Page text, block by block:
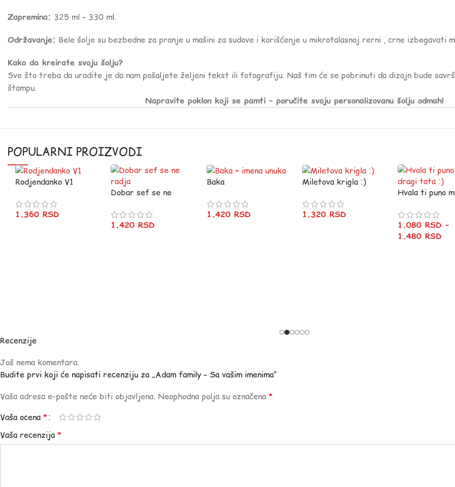
Zapremina: 325 ml – 330 ml.
Održavanje: Bele šolje su bezbedne za pranje u mašini za sudove i korišćenje u mikrotalasnoj rerni , crne izbegavati
Kako da kreirate svoju šolju?
Sve što treba da uradite je da nam pošaljete željeni tekst ili fotografiju. Naš tim će se pobrinuti da dizajn bude
štampu.
Napravite poklon koji se pamti – poručite svoju personalizovanu šolju odmah!
POPULARNI PROIZVODI
Rodjendanko V1
1.360 RSD
Dobar sef se ne
1.420RSD
Baka
1.420 RSD
Miletova krigla :)
1.320 RSD
Hvala ti puno
1.080RSD –
1.480RSD
Recenzije
Još nema komentara.
Budite prvi koji će napisati recenziju za „Adam family – Sa vašim imenima“
Vaša adresa e-pošte neće biti objavljena. Neophodna polja su označena *
Vaša ocena *
Vaša recenzija *